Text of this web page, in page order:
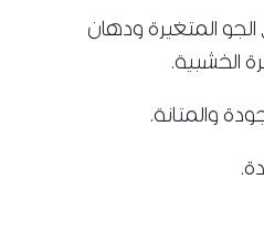
المتغيرة ودهان
الخشبية.
والمتانة.